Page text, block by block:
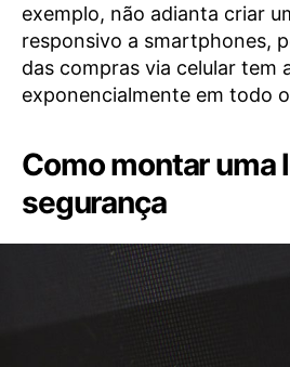
exemplo, não adianta criar
responsivo a smartphones,
das compras via celular tem
exponencialmente em todo
Como montar uma
segurança